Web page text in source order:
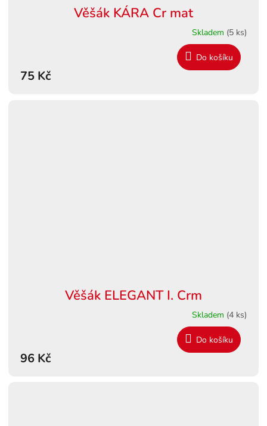
Věšák KÁRA Cr mat
Skladem (5 ks)
75 Kč
Do košíku
Věšák ELEGANT I. Crm
Skladem (4 ks)
96 Kč
Do košíku